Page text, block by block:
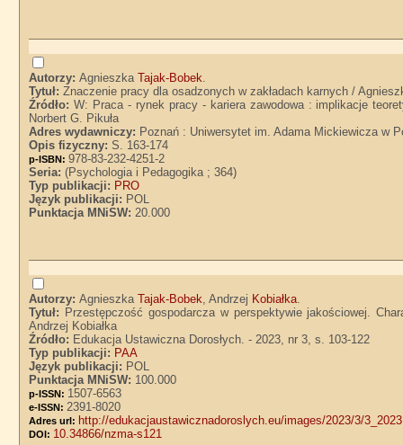
Autorzy:AgnieszkaTajak-Bobek.
Tytuł:Znaczenie pracy dla osadzonych w zakładach karnych /
Źródło:W: Praca - rynek pracy - kariera zawodowa : implikacje
Norbert G. Pikuła
Adres wydawniczy: Poznań : Uniwersytet im. Adama Mickiewicza w
Opis fizyczny:S. 163-174
p-ISBN:978-83-232-4251-2
Seria:(Psychologia i Pedagogika ; 364)
Typ publikacji: PRO
Język publikacji: POL
Punktacja MNiSW:20.000
Autorzy:AgnieszkaTajak-Bobek, Andrzej Kobiałka.
Tytuł: Przestępczość gospodarcza w perspektywie jakościowej.
Andrzej Kobiałka
Źródło: Edukacja Ustawiczna Dorosłych. - 2023, nr 3, s. 103-122
Typ publikacji: PAA
Język publikacji: POL
Punktacja MNiSW: 100.000
p-ISSN: 1507-6563
e-ISSN: 2391-8020
Adres url: http://edukacjaustawicznadoroslych.eu/images/2023/3/
DOI: 10.34866/nzma-s121